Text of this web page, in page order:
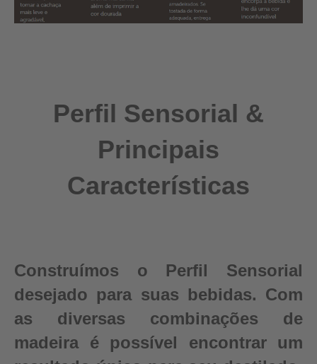
Perfil Sensorial &
Principais
Características
Construímos o Perfil Sensorial
desejado para suas bebidas. Com
as diversas combinações de
madeira é possível encontrar um